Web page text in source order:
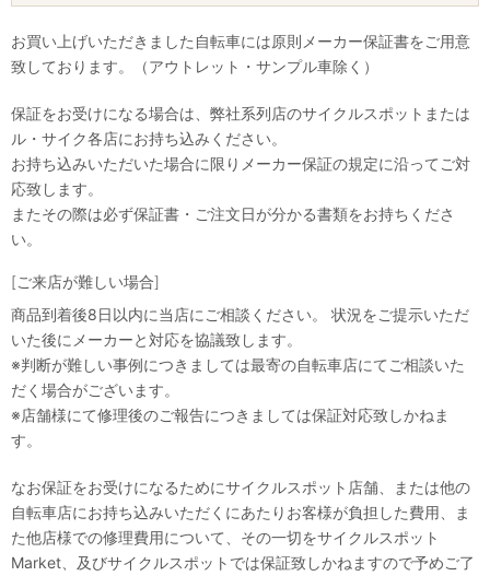
お買い上げいただきました自転車には原則メーカー保証書をご用意
致しております。（アウトレット・サンプル車除く）
保証をお受けになる場合は、弊社系列店のサイクルスポットまたは
ル・サイク各店にお持ち込みください。
お持ち込みいただいた場合に限りメーカー保証の規定に沿ってご対
応致します。
またその際は必ず保証書・ご注文日が分かる書類をお持ちくださ
い。
[ご来店が難しい場合]
商品到着後8日以内に当店にご相談ください。 状況をご提示いただ
いた後にメーカーと対応を協議致します。
※判断が難しい事例につきましては最寄の自転車店にてご相談いた
だく場合がございます。
※店舗様にて修理後のご報告につきましては保証対応致しかねま
す。
なお保証をお受けになるためにサイクルスポット店舗、または他の
自転車店にお持ち込みいただくにあたりお客様が負担した費用、ま
た他店様での修理費用について、その一切をサイクルスポット
Market、及びサイクルスポットでは保証致しかねますので予めご了